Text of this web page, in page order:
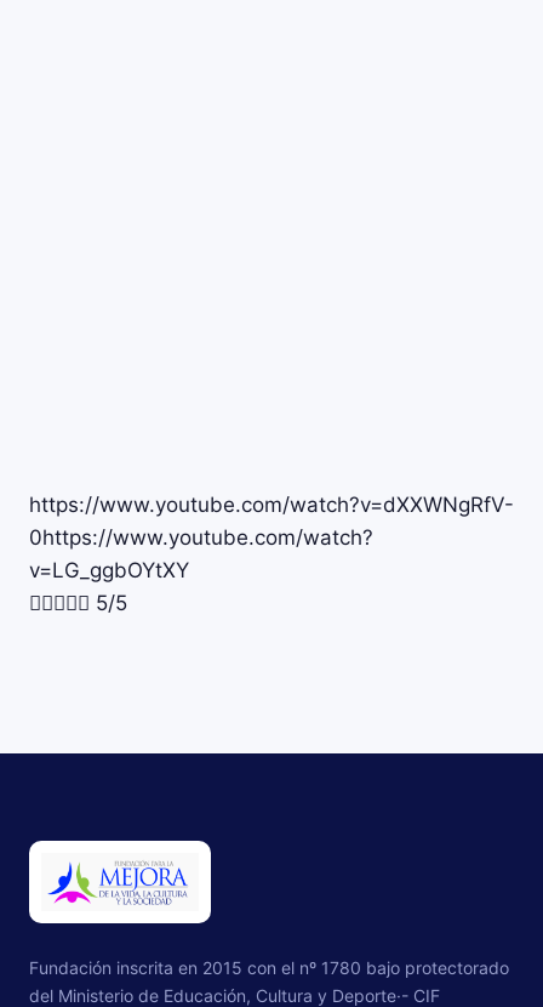
https://www.youtube.com/watch?v=dXXWNgRfV-
0https://www.youtube.com/watch?
v=LG_ggbOYtXY
 5/5
Fundación inscrita en 2015 con el nº 1780 bajo protectorado
del Ministerio de Educación, Cultura y Deporte·- CIF